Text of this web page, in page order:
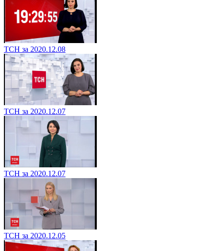
ТСН за 2020.12.08
ТСН за 2020.12.07
ТСН за 2020.12.07
ТСН за 2020.12.05